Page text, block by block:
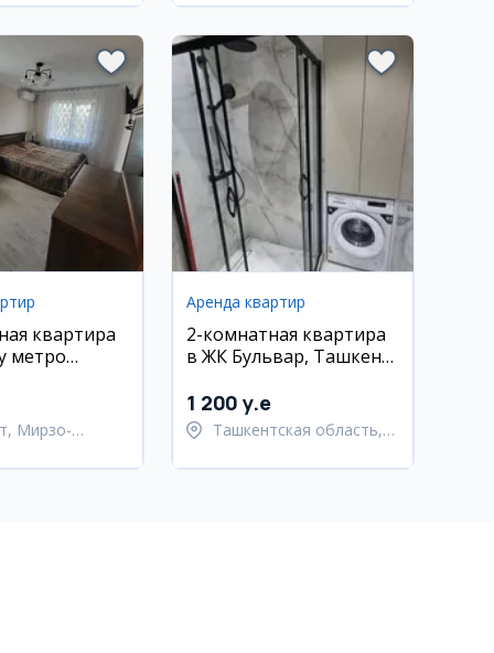
квартира
метро
район
Мирзо-
Аренда квартир
2-комнатная квартира
в ЖК Бульвар, Ташкент-
1 200 y.e
Ташкентская область,